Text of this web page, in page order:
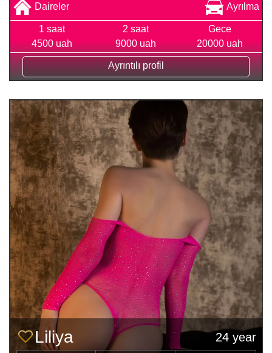
Daireler Ayrılma
1 saat
4500 uah
2 saat
9000 uah
Gece
20000 uah
Ayrıntılı profil
Liliya 24 year